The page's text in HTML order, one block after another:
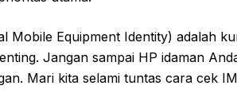
Mobile Equipment Identity) adalah
Jangan sampai HP idaman
Mari kita selami tuntas cara cek